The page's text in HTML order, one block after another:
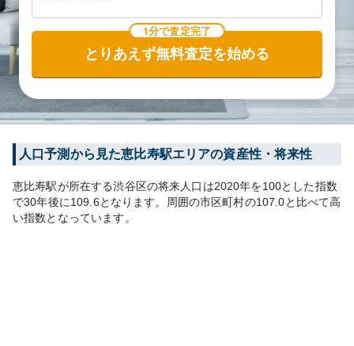
1分で査定完了
とりあえず無料査定を始める
人口予測から見た恵比寿駅エリアの資産性・将来性
恵比寿駅が所在する渋谷区の将来人口は2020年を100とした指数
で30年後に109.6となります。 周囲の市区町村の107.0と比べて高
い指数となっています。